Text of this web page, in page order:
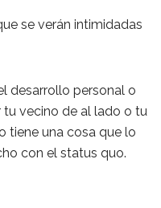
se verán intimidadas
desarrollo personal o
vecino de al lado o tu
tiene una cosa que lo
con el status quo.